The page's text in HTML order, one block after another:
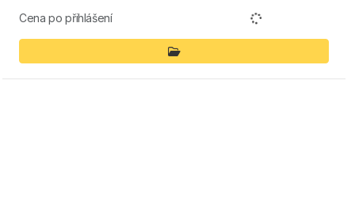
Cena po přihlášení